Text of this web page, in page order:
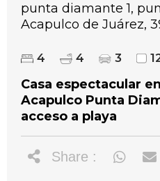
punta diamante 1,
Acapulco de Juárez,
4 4 3
Casa espectacular
Acapulco Punta
acceso a playa
Share :